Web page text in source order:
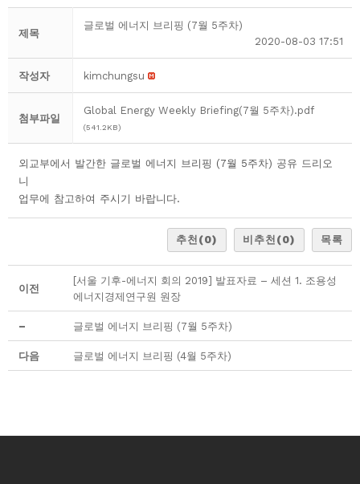
제목
글로벌 에너지 브리핑 (7월 5주차)
2020-08-03 17:51
작성자 kimchungsu
첨부파일
Global Energy Weekly Briefing(7월 5주차).pdf
(541.2KB)
외교부에서 발간한 글로벌 에너지 브리핑 (7월 5주차) 공유 드리오
니
업무에 참고하여 주시기 바랍니다.
추천 (0) 비추천 (0) 목록
이전
[서울 기후-에너지 회의 2019] 발표자료 – 세션 1. 조용성
에너지경제연구원 원장
– 글로벌 에너지 브리핑 (7월 5주차)
다음 글로벌 에너지 브리핑 (4월 5주차)